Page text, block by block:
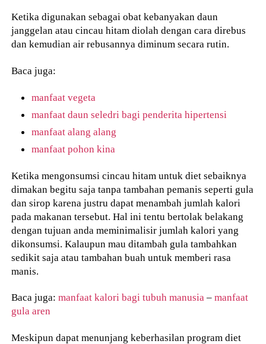
Ketika digunakan sebagai obat kebanyakan daun
janggelan atau cincau hitam diolah dengan cara direbus
dan kemudian air rebusannya diminum secara rutin.
Baca juga:
manfaat vegeta
manfaat daun seledri bagi penderita hipertensi
manfaat alang alang
manfaat pohon kina
Ketika mengonsumsi cincau hitam untuk diet sebaiknya
dimakan begitu saja tanpa tambahan pemanis seperti gula
dan sirop karena justru dapat menambah jumlah kalori
pada makanan tersebut. Hal ini tentu bertolak belakang
dengan tujuan anda meminimalisir jumlah kalori yang
dikonsumsi. Kalaupun mau ditambah gula tambahkan
sedikit saja atau tambahan buah untuk memberi rasa
manis.
Baca juga:manfaat kalori bagi tubuh manusia –manfaat
gula aren
Meskipun dapat menunjang keberhasilan program diet